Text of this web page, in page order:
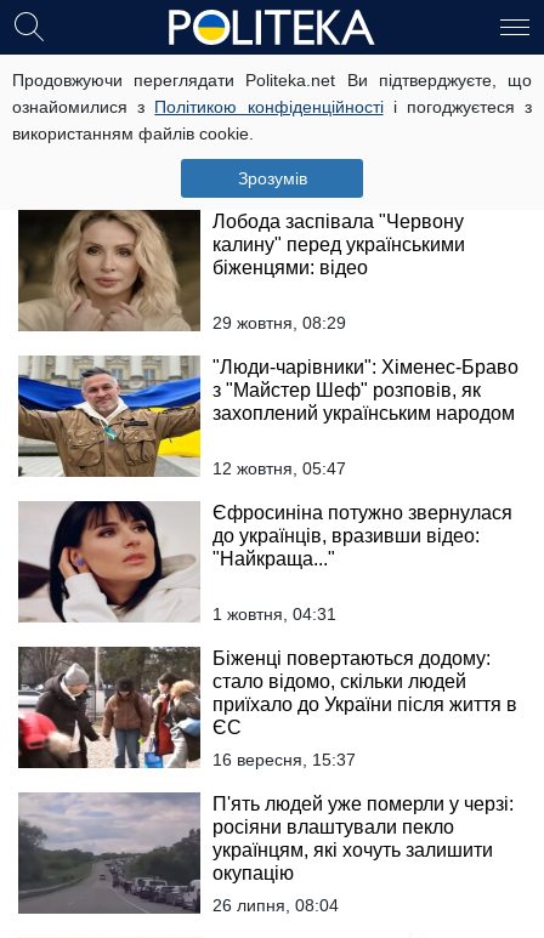
Продовжуючи переглядати Politeka.net Ви підтверджуєте, що
ознайомилися з Політикою конфіденційностіі погоджуєтеся з
використанням файлів cookie.
Зрозумів
На необмежений термін: ще одна
країна продовжила програму
розміщення біженців з України,
що відомо
1 листопада, 14:24
Лобода заспівала "Червону
калину" перед українськими
біженцями: відео
29 жовтня, 08:29
"Люди-чарівники": Хіменес-Браво
з "Майстер Шеф" розповів, як
захоплений українським народом
12 жовтня, 05:47
Єфросиніна потужно звернулася
до українців, вразивши відео:
"Найкраща..."
1 жовтня, 04:31
Біженці повертаються додому:
стало відомо, скільки людей
приїхало до України після життя в
ЄС
16 вересня, 15:37
П'ять людей уже померли у черзі:
росіяни влаштували пекло
українцям, які хочуть залишити
окупацію
26 липня, 08:04